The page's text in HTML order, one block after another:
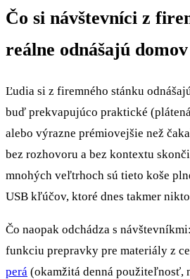
Čo si návštevníci z
reálne odnášajú domov
Ľudia si z firemného stánku
buď prekvapujúco praktické
alebo výrazne prémiovejšie než
bez rozhovoru a bez kontextu
mnohých veľtrhoch sú tieto koše
USB kľúčov, ktoré dnes takmer
Čo naopak odchádza s návštevníkmi:
funkciu prepravky pre materiály z
perá (okamžitá denná použiteľnosť,